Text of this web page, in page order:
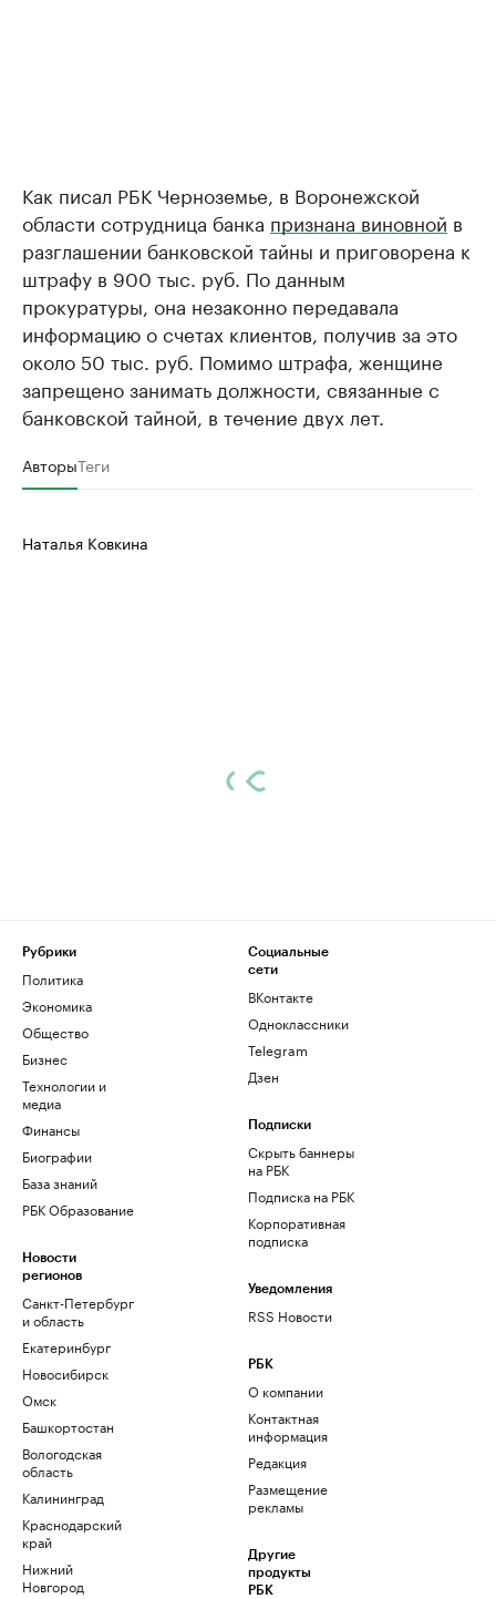
Как писал РБК Черноземье, в Воронежской
области сотрудница банка признана виновной в
разглашении банковской тайны и приговорена к
штрафу в 900 тыс. руб. По данным
прокуратуры, она незаконно передавала
информацию о счетах клиентов, получив за это
около 50 тыс. руб. Помимо штрафа, женщине
запрещено занимать должности, связанные с
банковской тайной, в течение двух лет.
АвторыТеги
Наталья Ковкина
Рубрики
Политика
Экономика
Общество
Бизнес
Технологии и
медиа
Финансы
Биографии
База знаний
РБК Образование
Новости
регионов
Санкт-Петербург
и область
Екатеринбург
Новосибирск
Омск
Башкортостан
Вологодская
область
Калининград
Краснодарский
край
Нижний
Новгород
Социальные
сети
ВКонтакте
Одноклассники
Telegram
Дзен
Подписки
Скрыть баннеры
на РБК
Подписка на РБК
Корпоративная
подписка
Уведомления
RSS Новости
РБК
О компании
Контактная
информация
Редакция
Размещение
рекламы
Другие
продукты
РБК